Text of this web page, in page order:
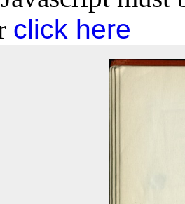
click here